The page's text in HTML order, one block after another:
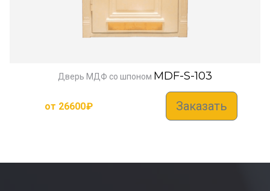
Дверь МДФ со шпоном MDF-S-103
от 26600₽ Заказать